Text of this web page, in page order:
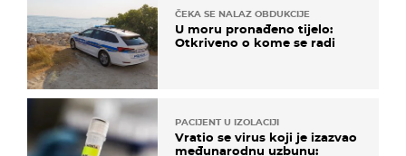
ČEKA SE NALAZ OBDUKCIJE
U moru pronađeno tijelo:
Otkriveno o kome se radi
PACIJENT U IZOLACIJI
Vratio se virus koji je izazvao
međunarodnu uzbunu: